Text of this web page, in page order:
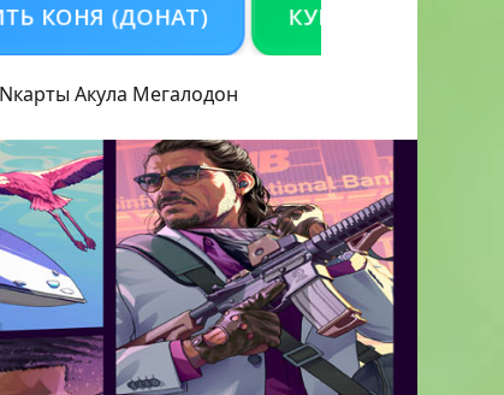
(ДОНАТ) КУПИТЬ GTA 5 ONLINE
карты Акула Мегалодон